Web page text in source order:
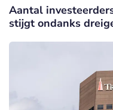
Aantal
stijgt ondanks